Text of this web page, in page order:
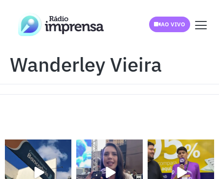
AO VIVO
Wanderley Vieira